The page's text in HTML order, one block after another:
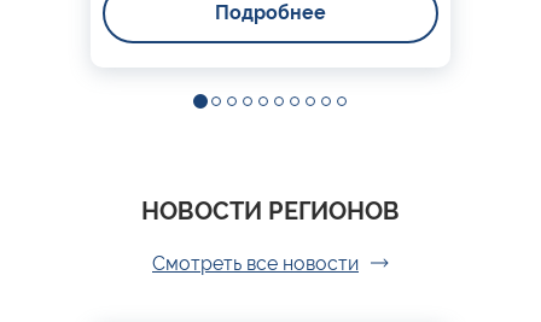
Подробнее
НОВОСТИ РЕГИОНОВ
Смотреть все новости